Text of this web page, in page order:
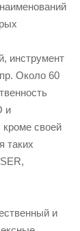
инструмент
Около 60
и
своей
таких
и